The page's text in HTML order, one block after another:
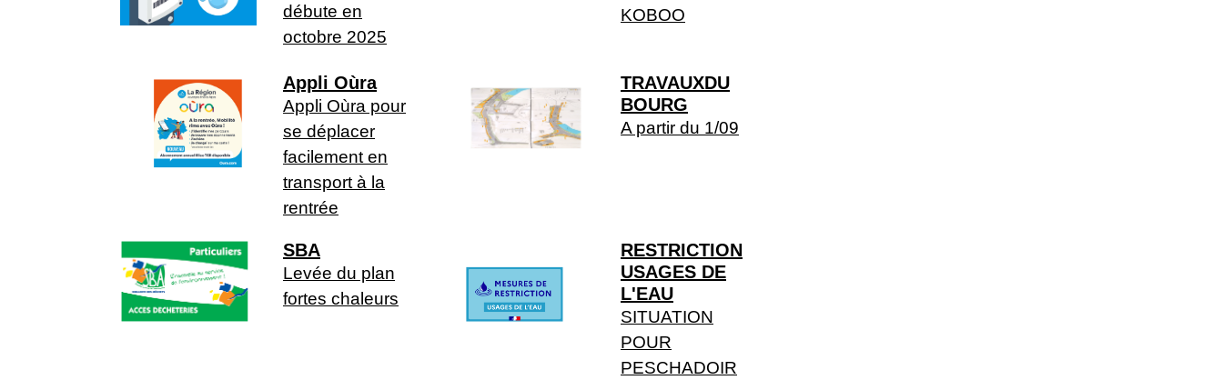
débute en
octobre 2025
KOBOO
Appli Oùra
Appli Oùra pour
se déplacer
facilement en
transport à la
rentrée
TRAVAUXDU
BOURG
A partir du 1/09
SBA
Levée du plan
fortes chaleurs
RESTRICTION
USAGES DE
L'EAU
SITUATION
POUR
PESCHADOIR